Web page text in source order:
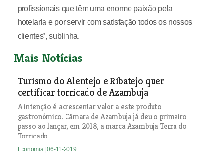
profissionais que têm uma enorme paixão pela
hotelaria e por servir com satisfação todos os nossos
clientes”, sublinha.
Mais Notícias
Turismo do Alentejo e Ribatejo quer
certificar torricado de Azambuja
A intenção é acrescentar valor a este produto
gastronómico. Câmara de Azambuja já deu o primeiro
passo ao lançar, em 2018, a marca Azambuja Terra do
Torricado.
Economia | 06-11-2019